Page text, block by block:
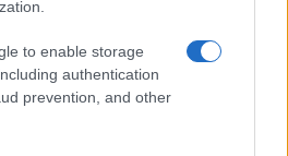
to enable storage
authentication
prevention, and other
le operazioni di
Harry